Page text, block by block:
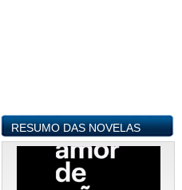
RESUMO DAS NOVELAS